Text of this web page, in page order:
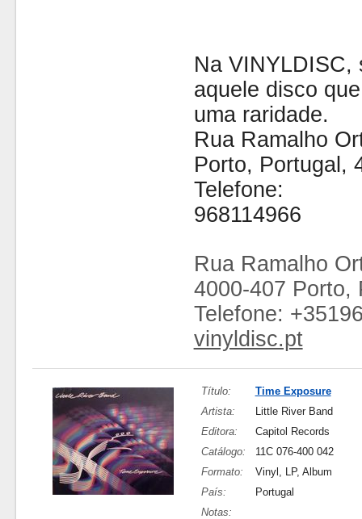
Na VINYLDISC,
aquele disco
uma raridade.
Rua Ramalho
Porto, Portugal,
Telefone:
968114966
Rua Ramalho
4000-407 Porto,
Telefone:
vinyldisc.pt
Título:
Time Exposure
Artista:
Little River Band
Editora:
Capitol Records
Catálogo:
11C 076-400 042
Formato:
Vinyl, LP, Album
País:
Portugal
Notas: